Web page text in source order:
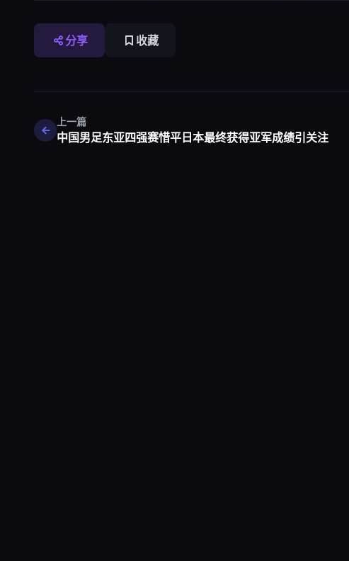
分享 收藏
上一篇
中国男足东亚四强赛惜平日本最终获得亚军成绩引关注